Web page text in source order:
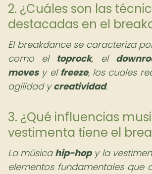
2. ¿Cuáles son las
destacadas en el
El breakdance se caracteriza
como el toprock, el
movesy el freeze, los cuales
agilidad ycreatividad.
3. ¿Qué influencias
vestimenta tiene el
La música hip-hopy la
elementos fundamentales que